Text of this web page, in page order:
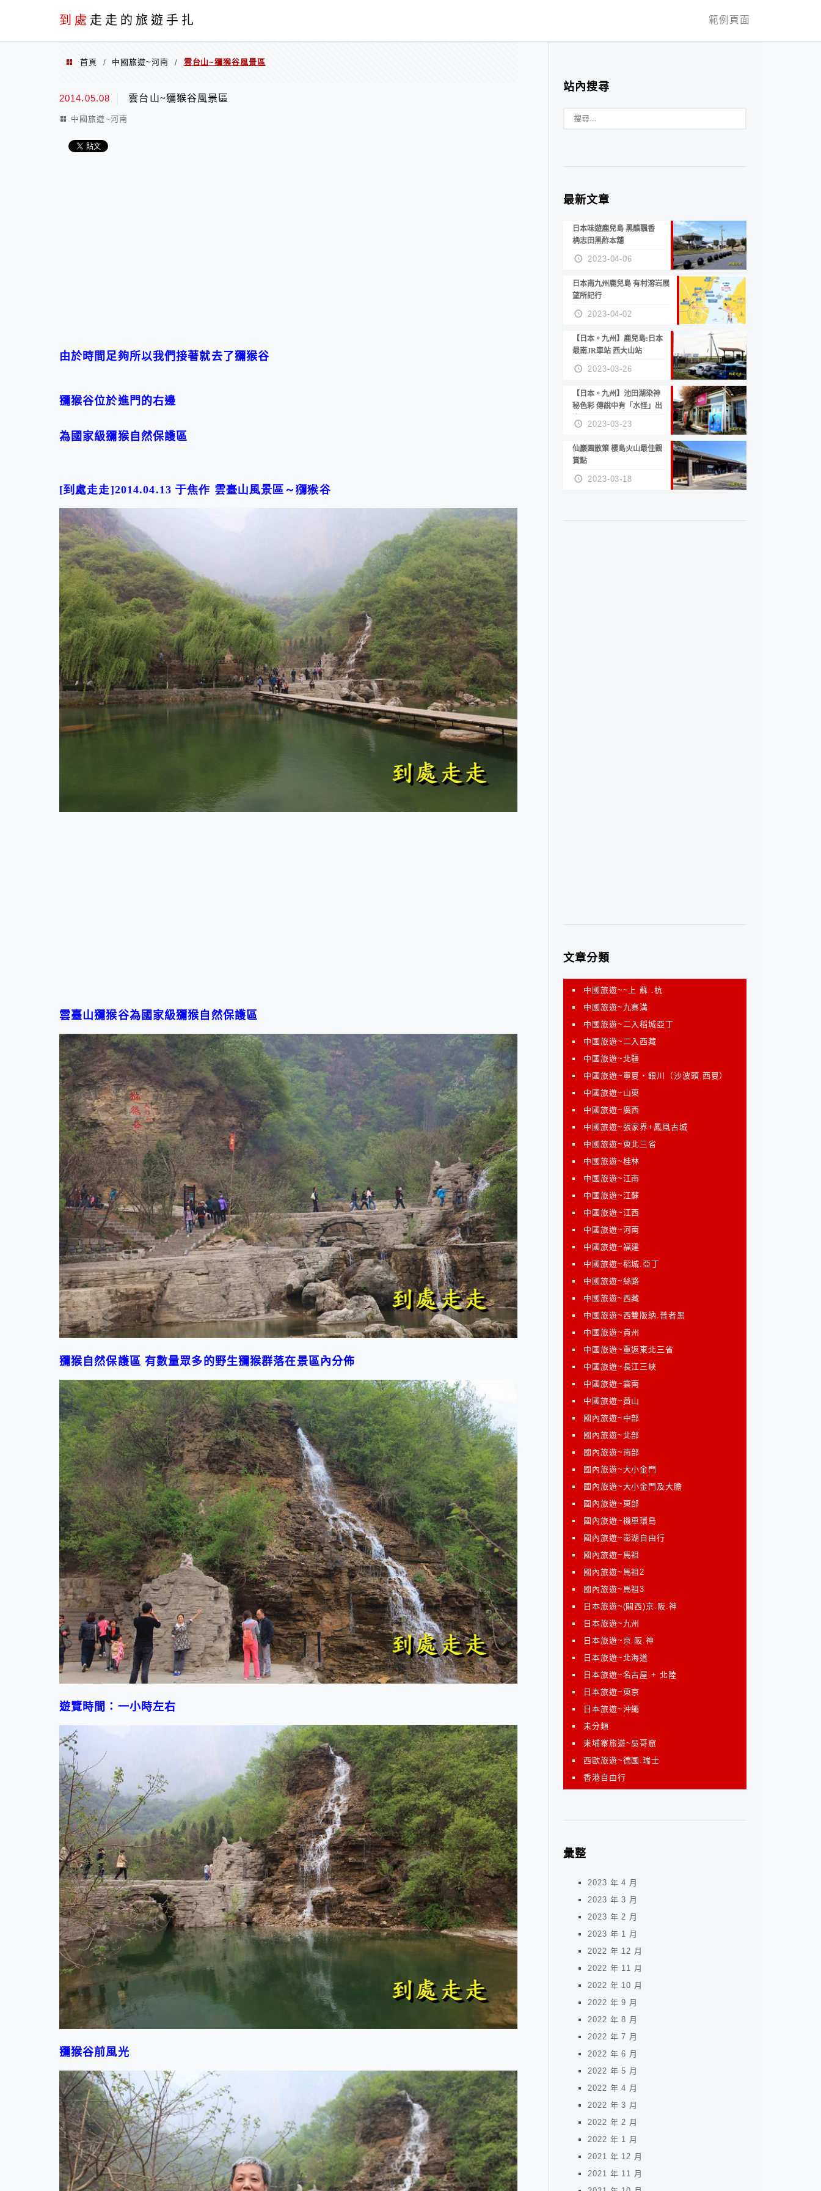
到處 走走的旅遊手扎 範例頁面
首頁 / 中國旅遊~河南 / 雲台山~獼猴谷風景區
2014.05.08 雲台山~獼猴谷風景區
中國旅遊~河南
由於時間足夠所以我們接著就去了獼猴谷
獼猴谷位於進門的右邊
為國家級獼猴自然保護區
[到處走走]2014.04.13 于焦作 雲臺山風景區～獼猴谷
雲臺山獼猴谷為國家級獼猴自然保護區
獼猴自然保護區 有數量眾多的野生獼猴群落在景區內分佈
遊覽時間：一小時左右
獼猴谷前風光
站內搜尋
最新文章
日本味遊鹿兒島 黑醋飄香
桷志田黑酢本舖
2023-04-06
日本南九州鹿兒島 有村溶岩展
望所記行
2023-04-02
【日本。九州】鹿兒島:日本
最南JR車站 西大山站
2023-03-26
【日本。九州】池田湖染神
秘色彩 傳說中有「水怪」出
沒
2023-03-23
仙巖園散策 櫻島火山最佳觀
賞點
2023-03-18
文章分類
中國旅遊~~上 蘇 .杭
中國旅遊~九寨溝
中國旅遊~二入稻城亞丁
中國旅遊~二入西藏
中國旅遊~北疆
中國旅遊~寧夏‧銀川（沙波頭.西夏）
中國旅遊~山東
中國旅遊~廣西
中國旅遊~張家界+鳳凰古城
中國旅遊~東北三省
中國旅遊~桂林
中國旅遊~江南
中國旅遊~江蘇
中國旅遊~江西
中國旅遊~河南
中國旅遊~福建
中國旅遊~稻城.亞丁
中國旅遊~絲路
中國旅遊~西藏
中國旅遊~西雙版納.普者黑
中國旅遊~貴州
中國旅遊~重返東北三省
中國旅遊~長江三峽
中國旅遊~雲南
中國旅遊~黃山
國內旅遊~中部
國內旅遊~北部
國內旅遊~南部
國內旅遊~大小金門
國內旅遊~大小金門及大膽
國內旅遊~東部
國內旅遊~機車環島
國內旅遊~澎湖自由行
國內旅遊~馬祖
國內旅遊~馬祖2
國內旅遊~馬祖3
日本旅遊~(關西)京.阪.神
日本旅遊~九州
日本旅遊~京.阪.神
日本旅遊~北海道
日本旅遊~名古屋.+ 北陸
日本旅遊~東京
日本旅遊~沖繩
未分類
柬埔寨旅遊~吳哥窟
西歐旅遊~德國.瑞士
香港自由行
彙整
2023 年 4 月
2023 年 3 月
2023 年 2 月
2023 年 1 月
2022 年 12 月
2022 年 11 月
2022 年 10 月
2022 年 9 月
2022 年 8 月
2022 年 7 月
2022 年 6 月
2022 年 5 月
2022 年 4 月
2022 年 3 月
2022 年 2 月
2022 年 1 月
2021 年 12 月
2021 年 11 月